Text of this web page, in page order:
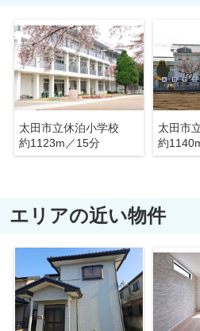
太田市立休泊小学校
約1123m／15分
太田市
約
エリアの近い物件